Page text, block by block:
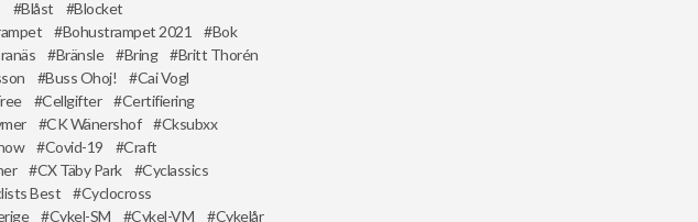
Blåst
Blocket
Bohustrampet 2021
Bok
Bränsle Bring
Britt Thorén
Buss Ohoj!
Cai Vogl
Cellgifter
Certifiering
CK Wänershof
Cksubxx
Covid-19
Craft
CX Täby Park
Cyclassics
Best
Cyclocross
Cykel-SM Cykel-VM
Cykelår